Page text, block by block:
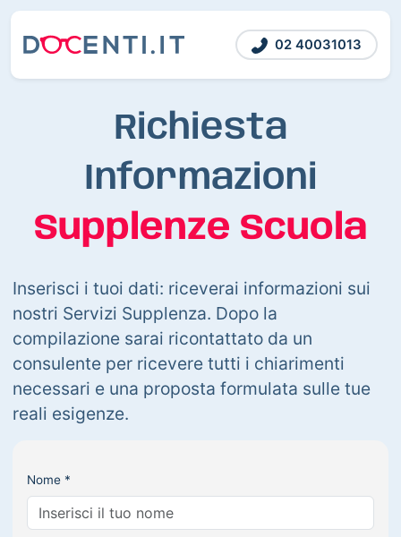
02 40031013
Richiesta
Informazioni
Supplenze Scuola
Inserisci i tuoi dati: riceverai informazioni sui
nostri Servizi Supplenza. Dopo la
compilazione sarai ricontattato da un
consulente per ricevere tutti i chiarimenti
necessari e una proposta formulata sulle tue
reali esigenze.
Nome *